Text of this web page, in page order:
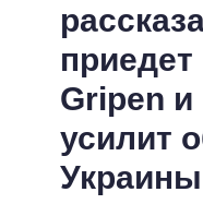
СТАТЬИ
МНЕНИЯ
ОБЗОРЫ
ДАЙДЖЕСТЫ
ВСЕ
ПРЕЗИДЕНТ
ВЕРХОВНАЯ
КАБИНЕТ
ГЛАВЫ
Gripen и
усилит
Украины